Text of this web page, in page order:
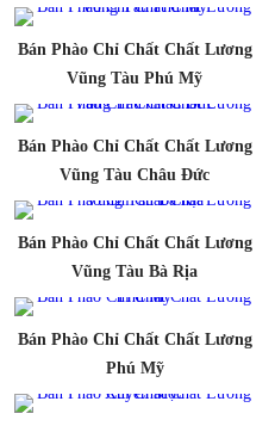
Bán Phào Chỉ Chất Chất Lương
Vũng Tàu Phú Mỹ
Bán Phào Chỉ Chất Chất Lương
Vũng Tàu Châu Đức
Bán Phào Chỉ Chất Chất Lương
Vũng Tàu Bà Rịa
Bán Phào Chỉ Chất Chất Lương
Phú Mỹ